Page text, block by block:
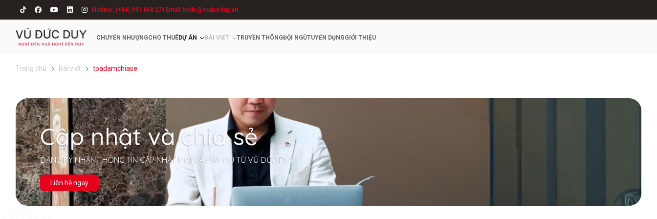
Hotline: (+84) 931 868 271 Email: hello@vuducduy.vn
CHUYỂN NHƯỢNGCHO THUÊDỰ ÁN BÀI VIẾT TRUYỀN THÔNGĐỘI NGŨTUYỂN DỤNGGIỚI THIỆU
Trang chủ Bài viết toadamchiase
Cập nhật và chia sẻ
ĐĂNG KÝ NHẬN THÔNG TIN CẬP NHẬT MỚI VÀ ĐẦY ĐỦ TỪ VŨ ĐỨC DUY
Liên hệ ngay